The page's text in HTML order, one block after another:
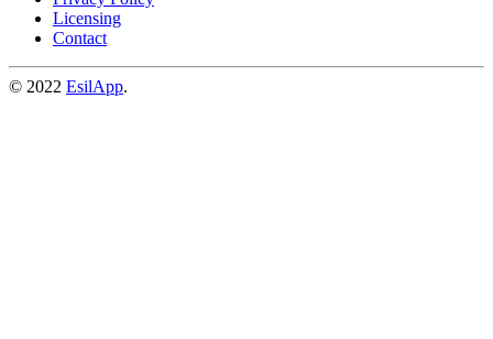
Licensing
Contact
© 2022 EsilApp.